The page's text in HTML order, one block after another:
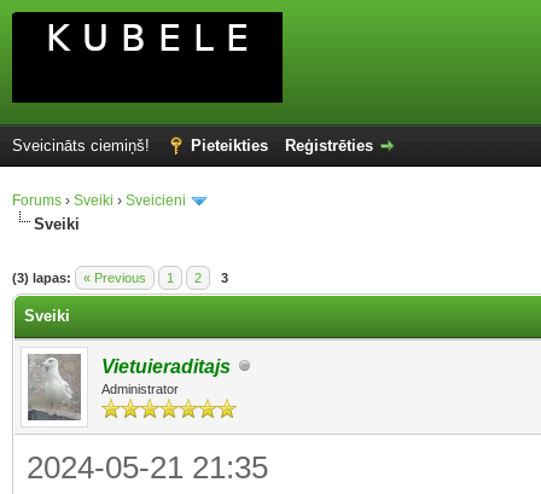
Sveicināts ciemiņš! Pieteikties Reģistrēties
Forums › Sveiki › Sveicieni
Sveiki
(3) lapas: « Previous 1 2 3
Sveiki
Vietuieraditajs
Administrator
2024-05-21 21:35